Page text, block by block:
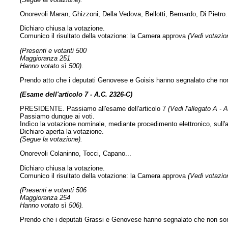
Onorevoli Maran, Ghizzoni, Della Vedova, Bellotti, Bernardo, Di
Dichiaro chiusa la votazione.
Comunico il risultato della votazione: la Camera approva(Vedi
(Presenti e votanti 500
Maggioranza 251
Hanno votato sì500).
Prendo atto che i deputati Genovese e Goisis hanno segnalato che
(Esame dell'articolo 7 - A.C. 2326-C)
PRESIDENTE. Passiamo all'esame dell'articolo 7(Vedi l'allegato A -
Passiamo dunque ai voti.
Indìco la votazione nominale, mediante procedimento elettronico,
Dichiaro aperta la votazione.
(Segue la votazione).
Onorevoli Colaninno, Tocci, Capano...
Dichiaro chiusa la votazione.
Comunico il risultato della votazione: la Camera approva(Vedi
(Presenti e votanti 506
Maggioranza 254
Hanno votato sì506).
Prendo che i deputati Grassi e Genovese hanno segnalato che non